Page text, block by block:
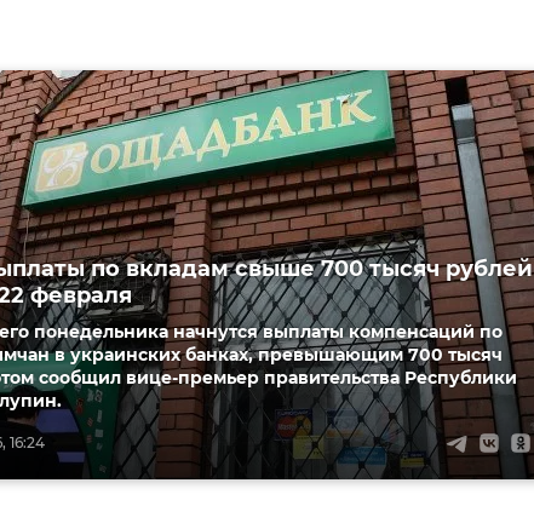
16:24
по вкладам свыше 700 тысяч рублей
февраля
понедельника начнутся выплаты компенсаций по
в украинских банках, превышающим 700 тысяч
сообщил вице-премьер правительства Республики